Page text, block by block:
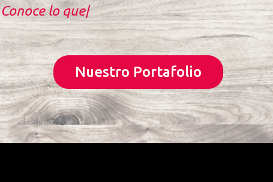
Nuestro Portafolio
Proyectos Animación Digital|